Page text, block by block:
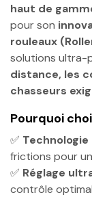
haut de
pour son
rouleaux
solutions ultra-
distance, les
chasseurs
Pourquoi
✅
frictions pour
✅ Réglage
contrôle